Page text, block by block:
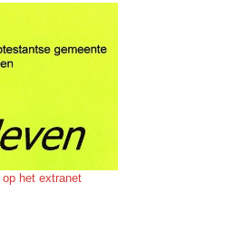
op het extranet